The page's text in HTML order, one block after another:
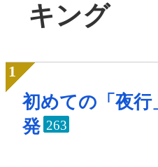
キング
初めての「夜行
発 263